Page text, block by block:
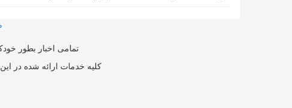
تمامی اخبار بطور
کلیه خدمات ارائه شده در